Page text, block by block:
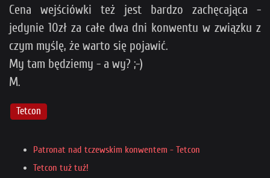
Cena wejściówki też jest bardzo zachęcająca -
jedynie 10zł za całe dwa dni konwentu w związku z
czym myślę, że warto się pojawić.
My tam będziemy - a wy? ;-)
M.
Tetcon
Patronat nad tczewskim konwentem - Tetcon
Tetcon tuż tuż!